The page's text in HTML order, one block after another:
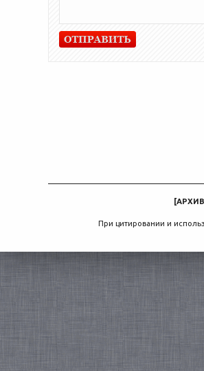
[АРХИВ
При цитировании и